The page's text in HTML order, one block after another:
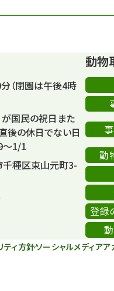
（閉園は午後4時
国民の祝日また
後の休日でない日
～1/1
種区東山元町3-
動物
動
登録
ティ方針ソーシャルメディアア